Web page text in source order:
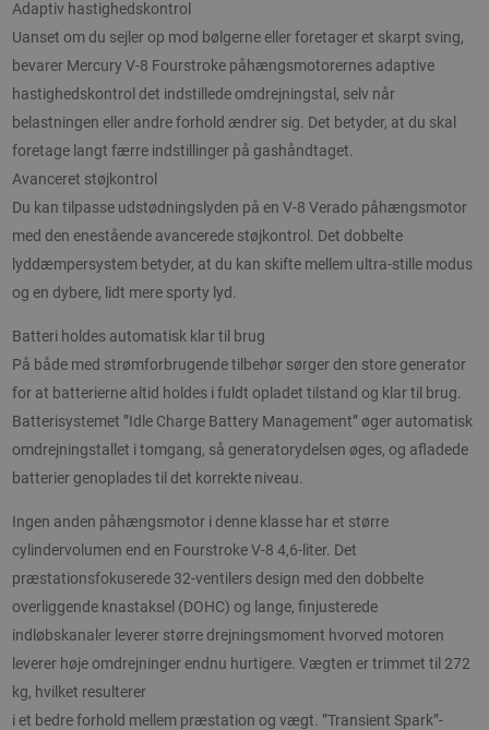
Adaptiv hastighedskontrol
Uanset om du sejler op mod bølgerne eller foretager et skarpt sving,
bevarer Mercury V-8 Fourstroke påhængsmotorernes adaptive
hastighedskontrol det indstillede omdrejningstal, selv når
belastningen eller andre forhold ændrer sig. Det betyder, at du skal
foretage langt færre indstillinger på gashåndtaget.
Avanceret støjkontrol
Du kan tilpasse udstødningslyden på en V-8 Verado påhængsmotor
med den enestående avancerede støjkontrol. Det dobbelte
lyddæmpersystem betyder, at du kan skifte mellem ultra-stille modus
og en dybere, lidt mere sporty lyd.
Batteri holdes automatisk klar til brug
På både med strømforbrugende tilbehør sørger den store generator
for at batterierne altid holdes i fuldt opladet tilstand og klar til brug.
Batterisystemet ”Idle Charge Battery Management” øger automatisk
omdrejningstallet i tomgang, så generatorydelsen øges, og afladede
batterier genoplades til det korrekte niveau.
Ingen anden påhængsmotor i denne klasse har et større
cylindervolumen end en Fourstroke V-8 4,6-liter. Det
præstationsfokuserede 32-ventilers design med den dobbelte
overliggende knastaksel (DOHC) og lange, finjusterede
indløbskanaler leverer større drejningsmoment hvorved motoren
leverer høje omdrejninger endnu hurtigere. Vægten er trimmet til 272
kg, hvilket resulterer
i et bedre forhold mellem præstation og vægt. ”Transient Spark”-